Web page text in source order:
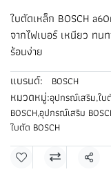
ใบตัดเหล็ก BOSCH
จากไฟเบอร์ เหนียว ทน
ร้อนง่าย
แบรนด์:
BOSCH
หมวดหมู่:อุปกรณ์เสริม,ใบ
BOSCH,อุปกรณ์เสริม
ใบตัด BOSCH
แชร์